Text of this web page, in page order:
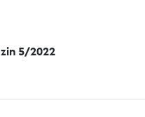
5/2022